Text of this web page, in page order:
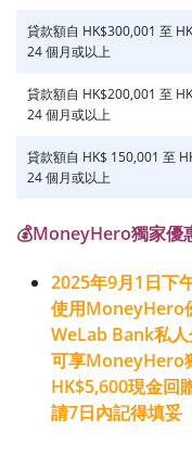
貸款額自 HK$300,001 至
24 個月或以上
貸款額自 HK$200,001 至
24 個月或以上
貸款額自 HK$ 150,001 至
24 個月或以上
💰MoneyHero獨家優
2025年9月1日下
使用MoneyHero
WeLab Bank私
可享MoneyHero
HK$5,600現金回
請7日內記得填妥